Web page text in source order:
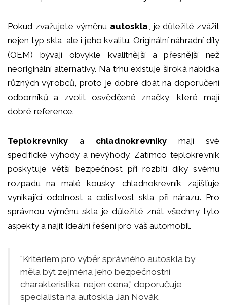
Pokud zvažujete výměnu autoskla, je důležité zvážit
nejen typ skla, ale i jeho kvalitu. Originální náhradní díly
(OEM) bývají obvykle kvalitnější a přesnější než
neoriginální alternativy. Na trhu existuje široká nabídka
různých výrobců, proto je dobré dbát na doporučení
odborníků a zvolit osvědčené značky, které mají
dobré reference.
Teplokrevníky a chladnokrevníky mají své
specifické výhody a nevýhody. Zatímco teplokrevník
poskytuje větší bezpečnost při rozbití díky svému
rozpadu na malé kousky, chladnokrevník zajišťuje
vynikající odolnost a celistvost skla při nárazu. Pro
správnou výměnu skla je důležité znát všechny tyto
aspekty a najít ideální řešení pro váš automobil.
"Kritériem pro výběr správného autoskla by
měla být zejména jeho bezpečnostní
charakteristika, nejen cena," doporučuje
specialista na autoskla Jan Novák.